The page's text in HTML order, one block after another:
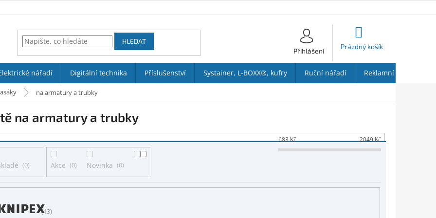
HLEDAT
Přihlášení
Prázdný košík
nářadí Digitální technika Příslušenství Systainer, L-BOXX®, kufry Ruční nářadí Reklamní předměty
na armatury a trubky
na armatury a trubky
683Kč 2049Kč
0 Akce 0 Novinka 0
13